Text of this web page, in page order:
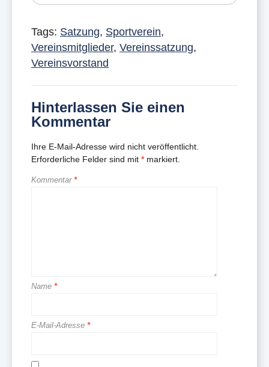
Tags: Satzung, Sportverein,
Vereinsmitglieder, Vereinssatzung,
Vereinsvorstand
Hinterlassen Sie einen
Kommentar
Ihre E-Mail-Adresse wird nicht veröffentlicht.
Erforderliche Felder sind mit *markiert.
Kommentar *
Name *
E-Mail-Adresse *